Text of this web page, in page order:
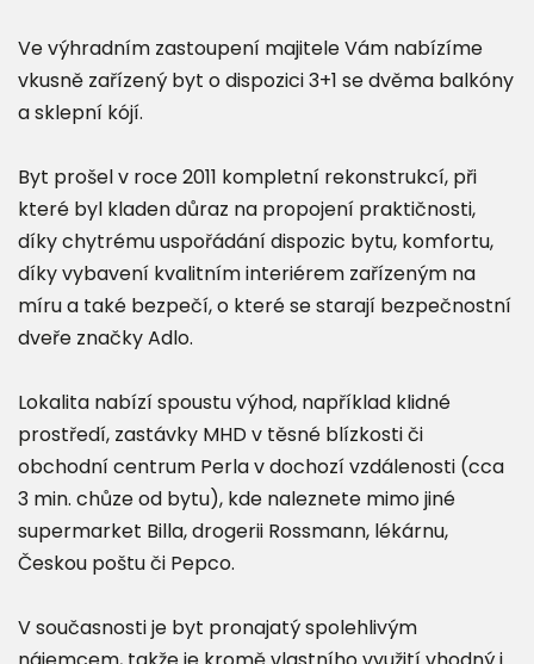
Ve výhradním zastoupení majitele Vám nabízíme
vkusně zařízený byt o dispozici 3+1 se dvěma balkóny
a sklepní kójí.
Byt prošel v roce 2011 kompletní rekonstrukcí, při
které byl kladen důraz na propojení praktičnosti,
díky chytrému uspořádání dispozic bytu, komfortu,
díky vybavení kvalitním interiérem zařízeným na
míru a také bezpečí, o které se starají bezpečnostní
dveře značky Adlo.
Lokalita nabízí spoustu výhod, například klidné
prostředí, zastávky MHD v těsné blízkosti či
obchodní centrum Perla v dochozí vzdálenosti (cca
3 min. chůze od bytu), kde naleznete mimo jiné
supermarket Billa, drogerii Rossmann, lékárnu,
Českou poštu či Pepco.
V současnosti je byt pronajatý spolehlivým